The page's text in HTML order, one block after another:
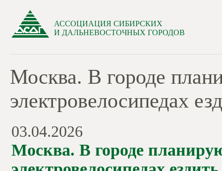
АССОЦИАЦИЯ СИБИРСКИХ
И ДАЛЬНЕВОСТОЧНЫХ ГОРОДОВ
Москва. В городе
электровелосипедах
03.04.2026
Москва. В городе